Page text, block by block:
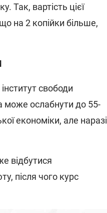
Так, вартість цієї
на 2 копійки більше,
свободи
може ослабнути до 55-
економіки, але наразі
відбутися
після чого курс